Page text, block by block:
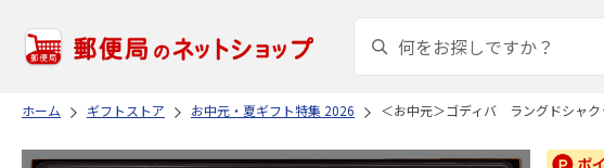
ホーム ギフトストア お中元・夏ギフト特集 2026 ＜お中元＞ゴディバ ラングドシャク